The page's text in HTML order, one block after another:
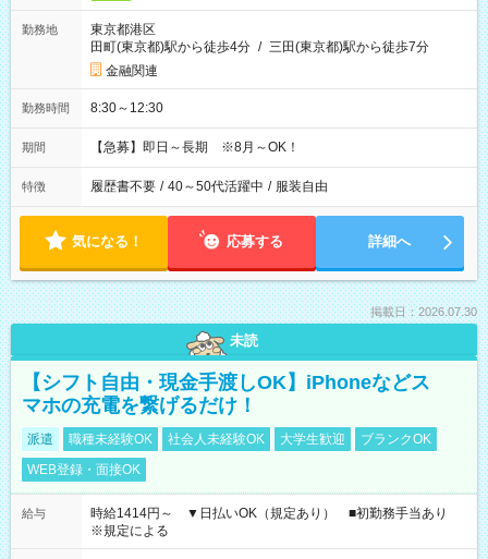
勤務地
東京都港区
田町(東京都)駅から徒歩4分 / 三田(東京都)駅から徒歩7分
金融関連
勤務時間 8:30～12:30
期間 【急募】即日～長期 ※8月～OK！
特徴 履歴書不要 / 40～50代活躍中 / 服装自由
気になる！ 応募する 詳細へ
掲載日：2026.07.30
未読
【シフト自由・現金手渡しOK】iPhoneなどス
マホの充電を繋げるだけ！
派遣 職種未経験OK 社会人未経験OK 大学生歓迎
ブランクOK
WEB登録・面接OK
給与
時給1414円～ ▼日払いOK（規定あり） ■初勤務手当あり
※規定による